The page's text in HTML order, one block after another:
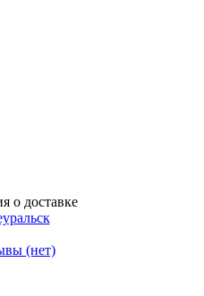
о доставке
(нет)